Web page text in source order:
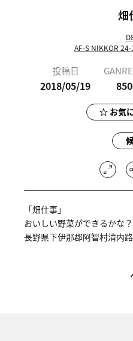
畑
AF-S NIKKOR
投稿日
2018/05/19
お気
「畑仕事」
おいしい野菜ができるかな？
長野県下伊那郡阿智村清内